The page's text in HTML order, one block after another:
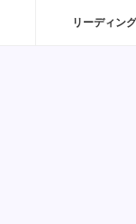
リーディング